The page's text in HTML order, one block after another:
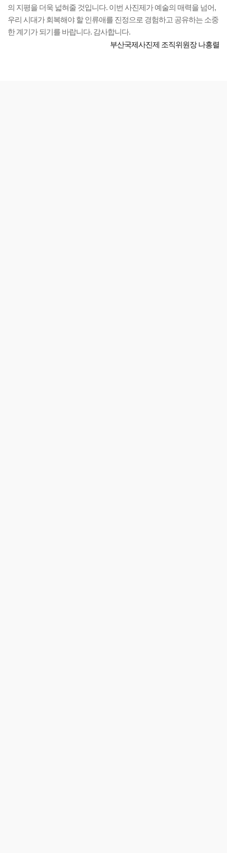
의 지평을 더욱 넓혀줄 것입니다. 이번 사진제가 예술의 매력을 넘어,
우리 시대가 회복해야 할 인류애를 진정으로 경험하고 공유하는 소중
한 계기가 되기를 바랍니다. 감사합니다.
부산국제사진제 조직위원장 나홍렬